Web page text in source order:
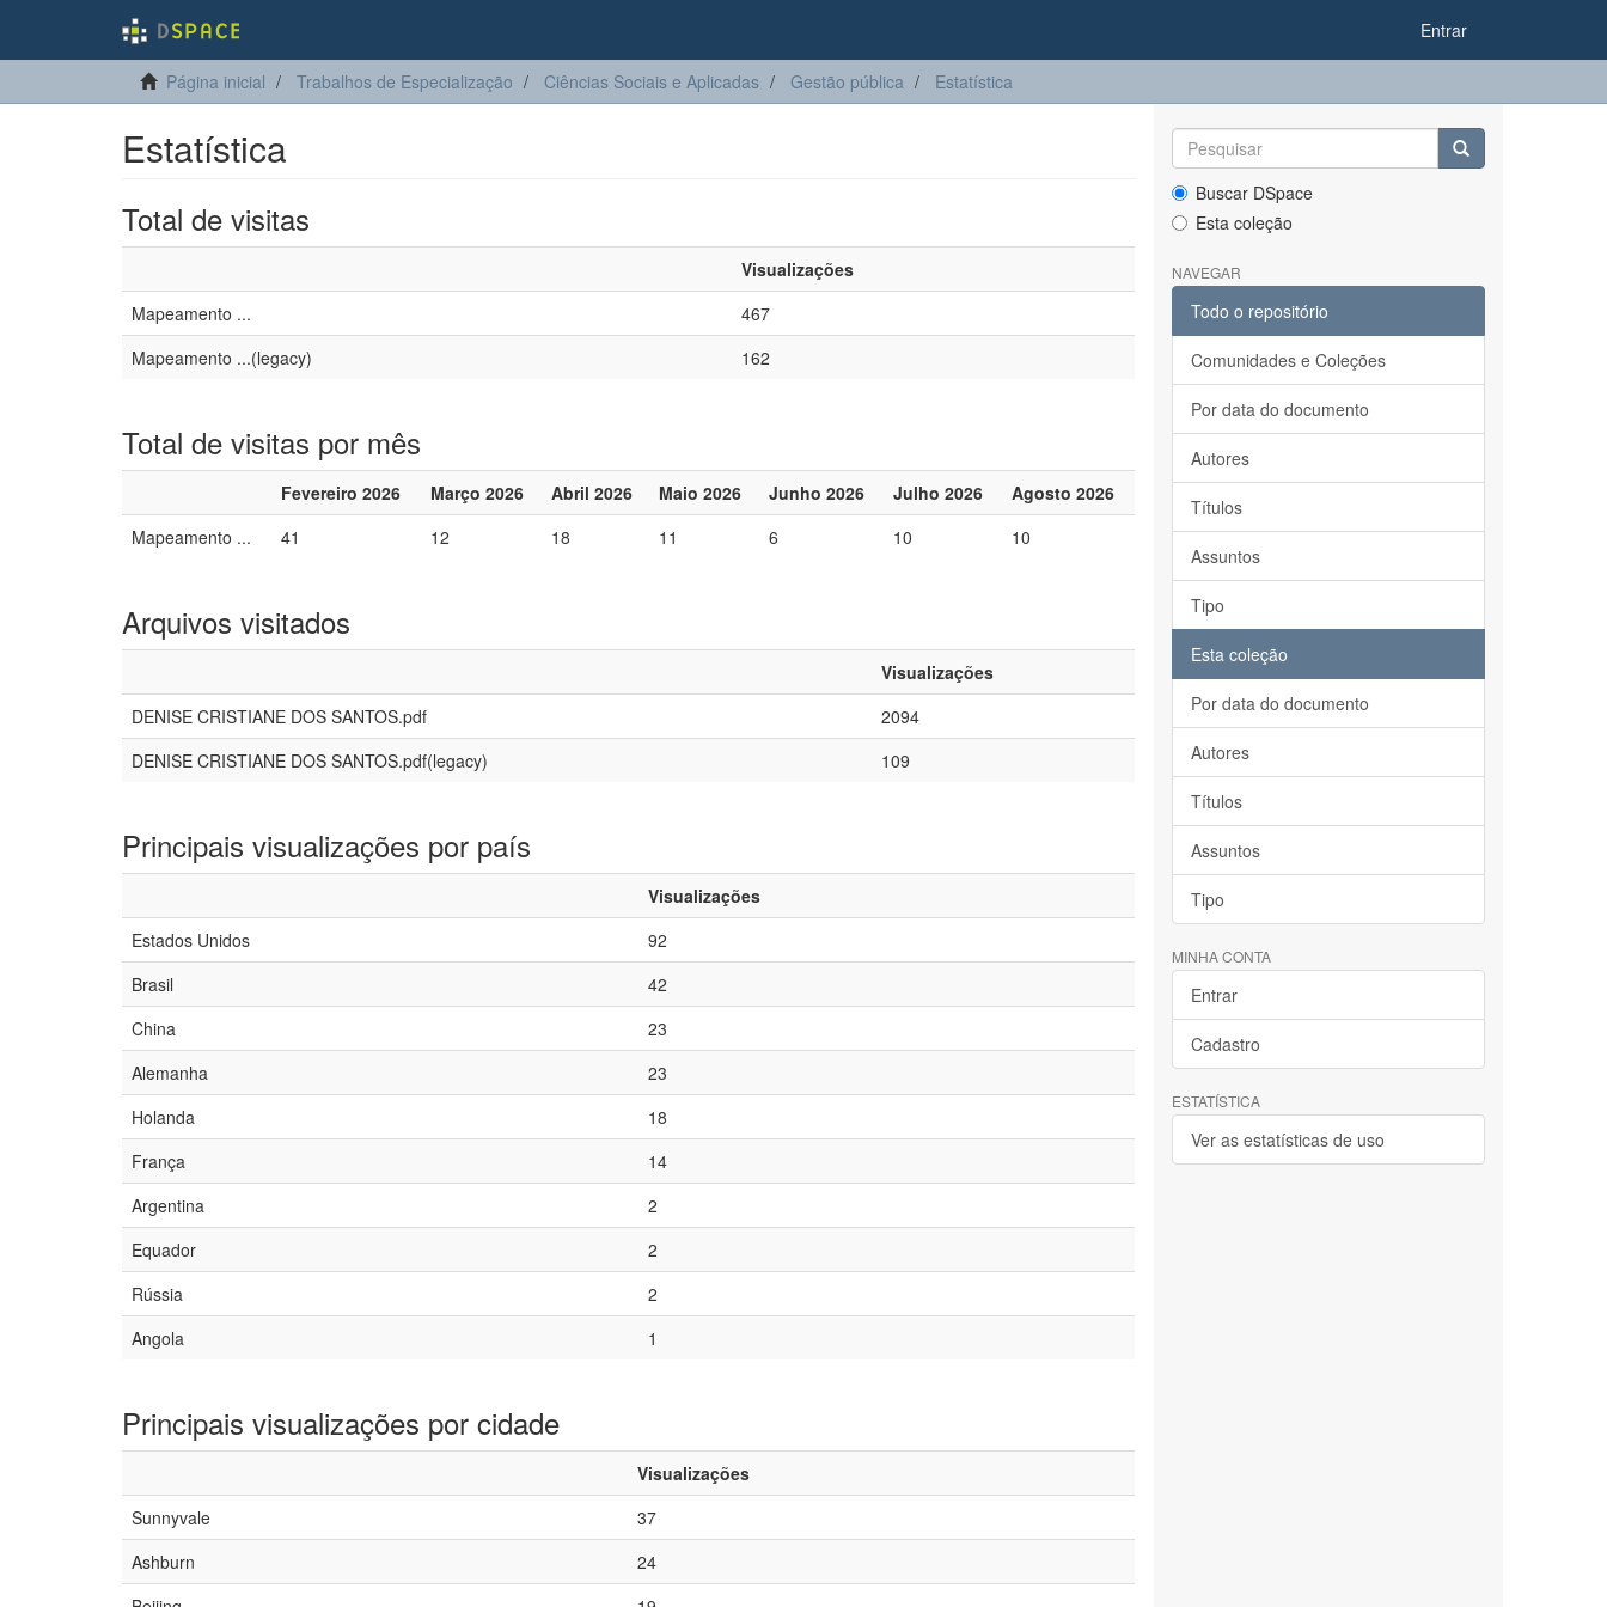
Entrar
Página inicial Trabalhos de Especialização Ciências Sociais e Aplicadas Gestão pública Estatística
Estatística
Total de visitas
Visualizações
Mapeamento ...
467
Mapeamento ...(legacy)
162
Total de visitas por mês
Fevereiro 2026 Março 2026 Abril 2026 Maio 2026 Junho 2026 Julho 2026
Agosto 2026
Mapeamento ...
41 12 18 11 6 10 10
Arquivos visitados
Visualizações
DENISE CRISTIANE DOS SANTOS.pdf
2094
DENISE CRISTIANE DOS SANTOS.pdf(legacy)
109
Principais visualizações por país
Visualizações
Estados Unidos
92
Brasil
42
China
23
Alemanha
23
Holanda
18
França
14
Argentina
2
Equador
2
Rússia
2
Angola
1
Principais visualizações por cidade
Visualizações
Sunnyvale
37
Ashburn
24
Buscar DSpace
Esta coleção
NAVEGAR
Todo o repositório
Comunidades e Coleções
Por data do documento
Autores
Títulos
Assuntos
Tipo
Esta coleção
Por data do documento
Autores
Títulos
Assuntos
Tipo
MINHA CONTA
Entrar
Cadastro
ESTATÍSTICA
Ver as estatísticas de uso